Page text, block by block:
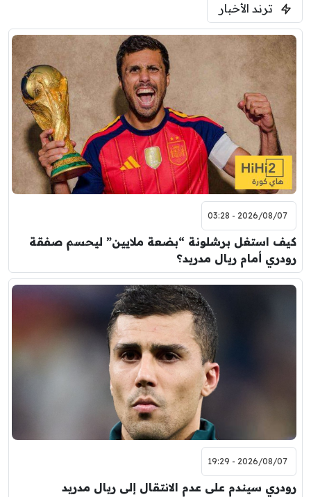
فرينتسفاروشي
برشلونة
7:00 م
مباراة ودية
نوتنغهام فورست
اودينيزي
8:00 م
مباراة ودية
برشلونة
ترند الأخبار
2026/08/07 - 03:28
كيف استغل برشلونة “بضعة ملايين” ليحسم صفقة
رودري أمام ريال مدريد؟
2026/08/07 - 19:29
رودري سيندم على عدم الانتقال إلى ريال مدريد